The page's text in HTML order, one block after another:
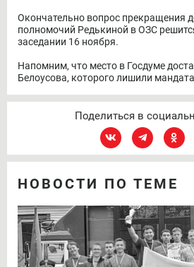
Окончательно вопрос прекращения
полномочий Редькиной в ОЗС
заседании 16 ноября.
Напомним, что место в Госдуме
Белоусова, которого лишили
Поделиться в
НОВОСТИ ПО ТЕМЕ